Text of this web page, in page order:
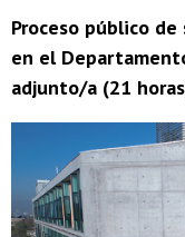
Proceso público
en el
adjunto/a (21